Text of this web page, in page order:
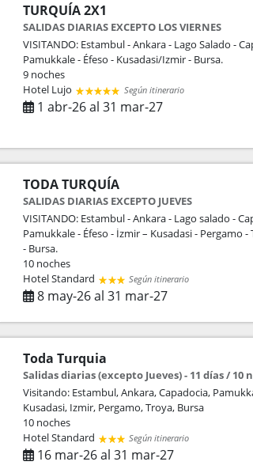
TURQUÍA 2X1
SALIDAS DIARIAS EXCEPTO LOS VIERNES
VISITANDO: Estambul - Ankara - Lago Salado -
Pamukkale - Éfeso - Kusadasi/Izmir - Bursa.
9 noches
Hotel Lujo
Según itinerario
1 abr-26 al 31 mar-27
TODA TURQUÍA
SALIDAS DIARIAS EXCEPTO JUEVES
VISITANDO: Estambul - Ankara - Lago salado -
Pamukkale - Éfeso - İzmir – Kusadasi - Pergamo -
- Bursa.
10 noches
Hotel Standard
Según itinerario
8 may-26 al 31 mar-27
Toda Turquia
Salidas diarias (excepto Jueves) - 11 días / 10
Visitando: Estambul, Ankara, Capadocia,
Kusadasi, Izmir, Pergamo, Troya, Bursa
10 noches
Hotel Standard
Según itinerario
16 mar-26 al 31 mar-27